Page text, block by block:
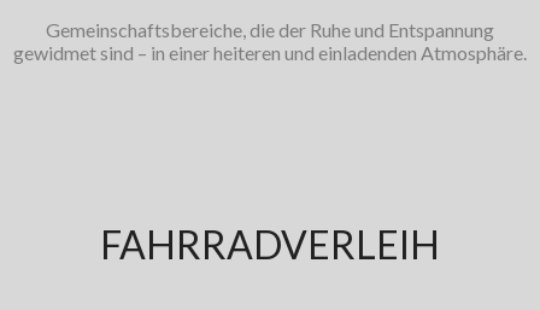
Gemeinschaftsbereiche, die der Ruhe und Entspannung
gewidmet sind – in einer heiteren und einladenden Atmosphäre.
FAHRRADVERLEIH